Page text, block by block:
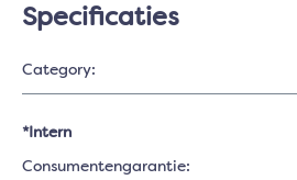
Specificaties
Category:
*Intern
Consumentengarantie: